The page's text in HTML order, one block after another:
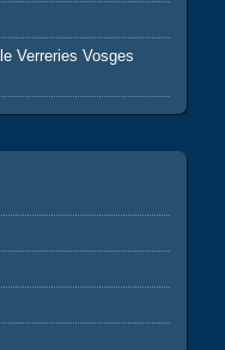
Verreries Vosges